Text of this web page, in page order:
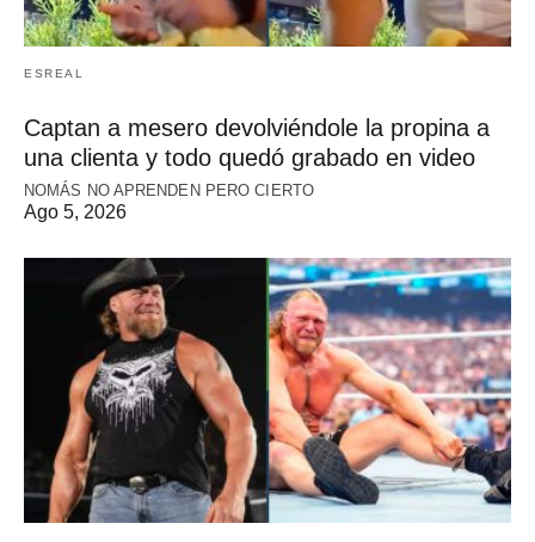
ESREAL
Captan a mesero devolviéndole la propina a
una clienta y todo quedó grabado en video
NOMÁS NO APRENDEN PERO CIERTO
Ago 5, 2026